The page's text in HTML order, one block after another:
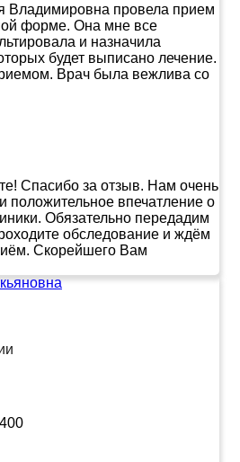
Владимировна провела прием
форме. Она мне все
и назначила
будет выписано лечение.
Врач была вежлива со
Спасибо за отзыв. Нам очень
положительное впечатление о
Обязательно передадим
обследование и ждём
Скорейшего Вам